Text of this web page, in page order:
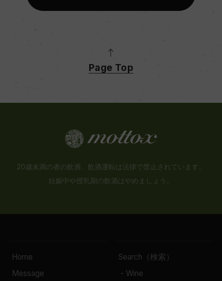
Page Top
20歳未満の者の飲酒、飲酒運転は法律で禁止されています。
妊娠中や授乳期の飲酒はやめましょう。
Home
Message
Search（検索）
- Wine